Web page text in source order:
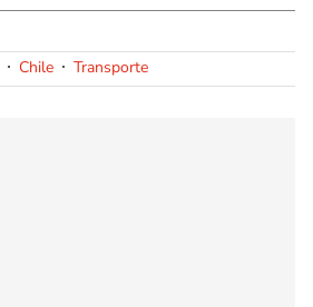
Chile Transporte